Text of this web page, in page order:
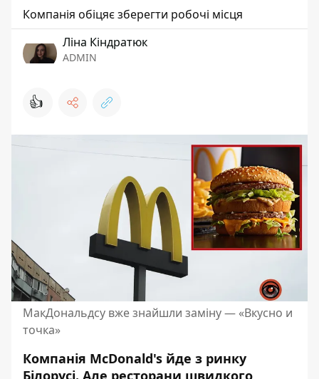
Компанія обіцяє зберегти робочі місця
Ліна Кіндратюк
ADMIN
👍
МакДональдсу вже знайшли заміну — «Вкусно и
точка»
Компанія McDonald's йде з ринку
Білорусі. Але ресторани швидкого